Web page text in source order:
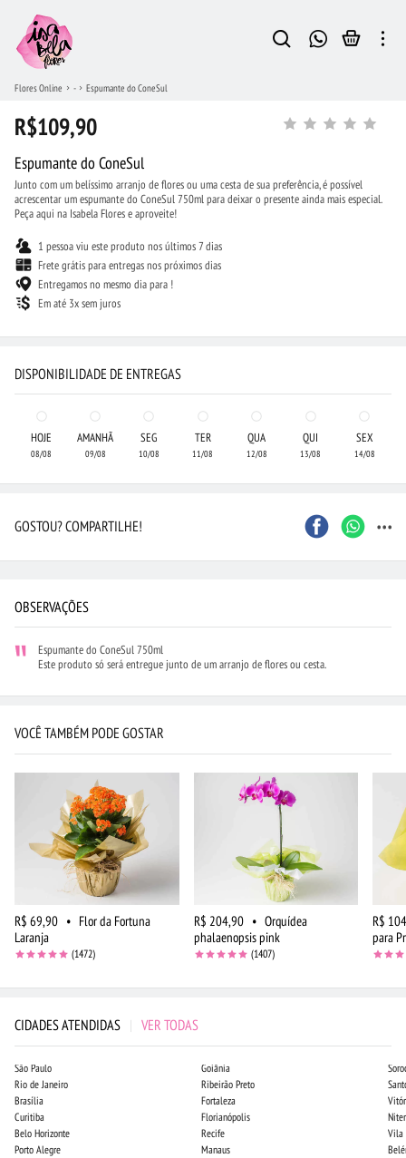
Flores Online - Espumante do ConeSul
R$109,90
Espumante do ConeSul
Junto com um belíssimo arranjo de flores ou uma cesta de sua preferência, é possível
acrescentar um espumante do ConeSul 750ml para deixar o presente ainda mais especial.
Peça aqui na Isabela Flores e aproveite!
1 pessoa viu este produto nos últimos 7 dias
Frete grátis para entregas nos próximos dias
Entregamos no mesmo dia para !
Em até 3x sem juros
DISPONIBILIDADE DE ENTREGAS
HOJE
08/08
AMANHÃ
09/08
SEG
10/08
TER
11/08
QUA
12/08
QUI
13/08
SEX
14/08
GOSTOU? COMPARTILHE! ...
OBSERVAÇÕES
Espumante do ConeSul 750ml
Este produto só será entregue junto de um arranjo de flores ou cesta.
VOCÊ TAMBÉM PODE GOSTAR
R$ 69,90 • Flor da Fortuna
Laranja
(1472)
R$ 204,90 • Orquídea
phalaenopsis pink
(1407)
R$
para
CIDADES ATENDIDAS | VER TODAS
São Paulo
Rio de Janeiro
Brasília
Curitiba
Belo Horizonte
Porto Alegre
Goiânia
Ribeirão Preto
Fortaleza
Florianópolis
Recife
Manaus
Vila